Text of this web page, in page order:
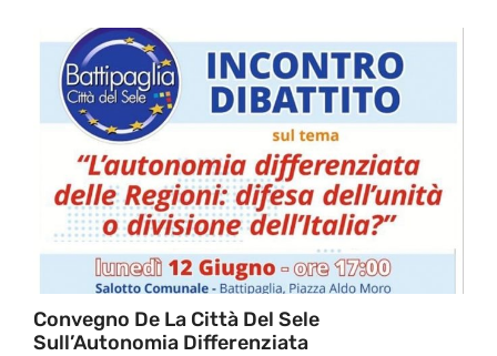
Convegno De La Città Del Sele
Sull’Autonomia Differenziata